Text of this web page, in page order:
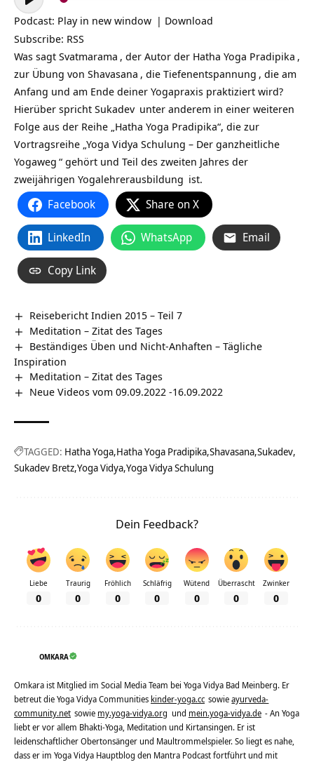
Player
Podcast: Play in new window | Download
Subscribe: RSS
Was sagt Svatmarama , der Autor der Hatha Yoga Pradipika ,
zur Übung von Shavasana , die Tiefenentspannung , die am
Anfang und am Ende deiner Yogapraxis praktiziert wird?
Hierüber spricht Sukadev unter anderem in einer weiteren
Folge aus der Reihe „Hatha Yoga Pradipika“, die zur
Vortragsreihe „Yoga Vidya Schulung – Der ganzheitliche
Yogaweg “ gehört und Teil des zweiten Jahres der
zweijährigen Yogalehrerausbildung ist.
Facebook Share on X
LinkedIn WhatsApp Email
Copy Link
Reisebericht Indien 2015 – Teil 7
Meditation – Zitat des Tages
Beständiges Üben und Nicht-Anhaften – Tägliche
Inspiration
Meditation – Zitat des Tages
Neue Videos vom 09.09.2022 -16.09.2022
TAGGED: Hatha Yoga Hatha Yoga Pradipika Shavasana Sukadev
Sukadev Bretz Yoga Vidya Yoga Vidya Schulung
Dein Feedback?
Liebe
0
Traurig
0
Fröhlich
0
Schläfrig
0
Wütend
0
Überrascht
0
Zwinker
0
OMKARA
Omkara ist Mitglied im Social Media Team bei Yoga Vidya Bad Meinberg. Er
betreut die Yoga Vidya Communities kinder-yoga.cc sowieayurveda-
community.net sowie my.yoga-vidya.org und mein.yoga-vidya.de - An Yoga
liebt er vor allem Bhakti-Yoga, Meditation und Kirtansingen. Er ist
leidenschaftlicher Obertonsänger und Maultrommelspieler. So liegt es nahe,
dass er im Yoga Vidya Hauptblog den Mantra Podcast fortführt und mit